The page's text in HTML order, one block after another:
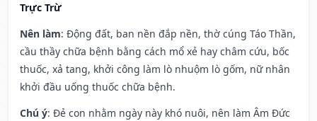
Trực Trừ
Nên làm: Động đất, ban nền đắp nền, thờ cúng Táo Thần,
cầu thầy chữa bệnh bằng cách mổ xẻ hay châm cứu, bốc
thuốc, xả tang, khởi công làm lò nhuộm lò gốm, nữ nhân
khởi đầu uống thuốc chữa bệnh.
Chú ý: Đẻ con nhằm ngày này khó nuôi, nên làm Âm Đức